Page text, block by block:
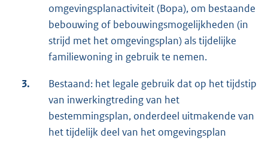
omgevingsplanactiviteit (Bopa), om bestaande
bebouwing of bebouwingsmogelijkheden (in
strijd met het omgevingsplan) als tijdelijke
familiewoning in gebruik te nemen.
3.
Bestaand: het legale gebruik dat op het tijdstip
van inwerkingtreding van het
bestemmingsplan, onderdeel uitmakende van
het tijdelijk deel van het omgevingsplan